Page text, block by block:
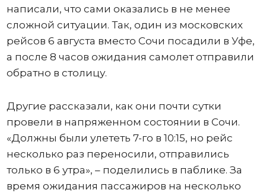
написали, что сами оказались в не менее
сложной ситуации. Так, один из московских
рейсов 6 августа вместо Сочи посадили в Уфе,
а после 8 часов ожидания самолет отправили
обратно в столицу.
Другие рассказали, как они почти сутки
провели в напряженном состоянии в Сочи.
«Должны были улететь 7-го в 10:15, но рейс
несколько раз переносили, отправились
только в 6 утра», – поделились в паблике. За
время ожидания пассажиров на несколько